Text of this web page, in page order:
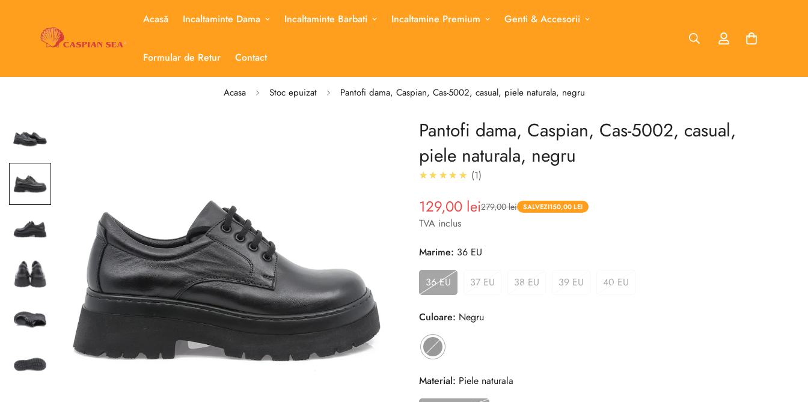
Acasă Incaltaminte Dama Incaltaminte Barbati Incaltamine Premium Genti & Accesorii
Formular de Retur Contact
Acasa Stoc epuizat Pantofi dama, Caspian, Cas-5002, casual, piele naturala, negru
Pantofi dama, Caspian, Cas-5002, casual,
piele naturala, negru
★★★★★ 5.0
1
Pret
redus
129,00 lei
Pret 279,00 lei SALVEZI150,00 LEI
TVA inclus
Marime: 36 EU
36 EU 37 EU 38 EU 39 EU 40 EU
Culoare: Negru
Material: Piele naturala